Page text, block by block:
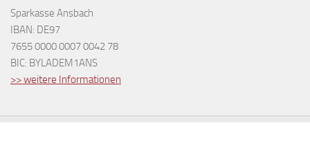
Sparkasse Ansbach
IBAN: DE97
7655 0000 0007 0042 78
BIC: BYLADEM1ANS
>> weitere Informationen